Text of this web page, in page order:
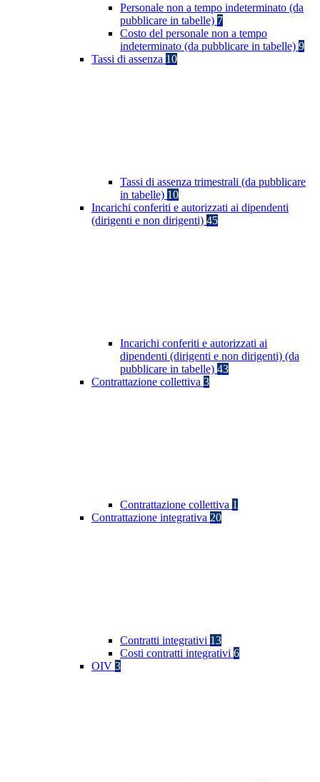
Personale non a tempo indeterminato (da
pubblicare in tabelle) 7
Costo del personale non a tempo
indeterminato (da pubblicare in tabelle) 9
Tassi di assenza 10
Tassi di assenza trimestrali (da pubblicare
in tabelle) 10
Incarichi conferiti e autorizzati ai dipendenti
(dirigenti e non dirigenti) 45
Incarichi conferiti e autorizzati ai
dipendenti (dirigenti e non dirigenti) (da
pubblicare in tabelle) 43
Contrattazione collettiva 3
Contrattazione collettiva 1
Contrattazione integrativa 20
Contratti integrativi 13
Costi contratti integrativi 6
OIV 3